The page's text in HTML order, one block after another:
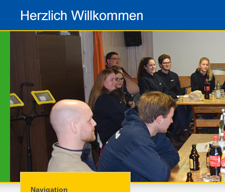
Navigation